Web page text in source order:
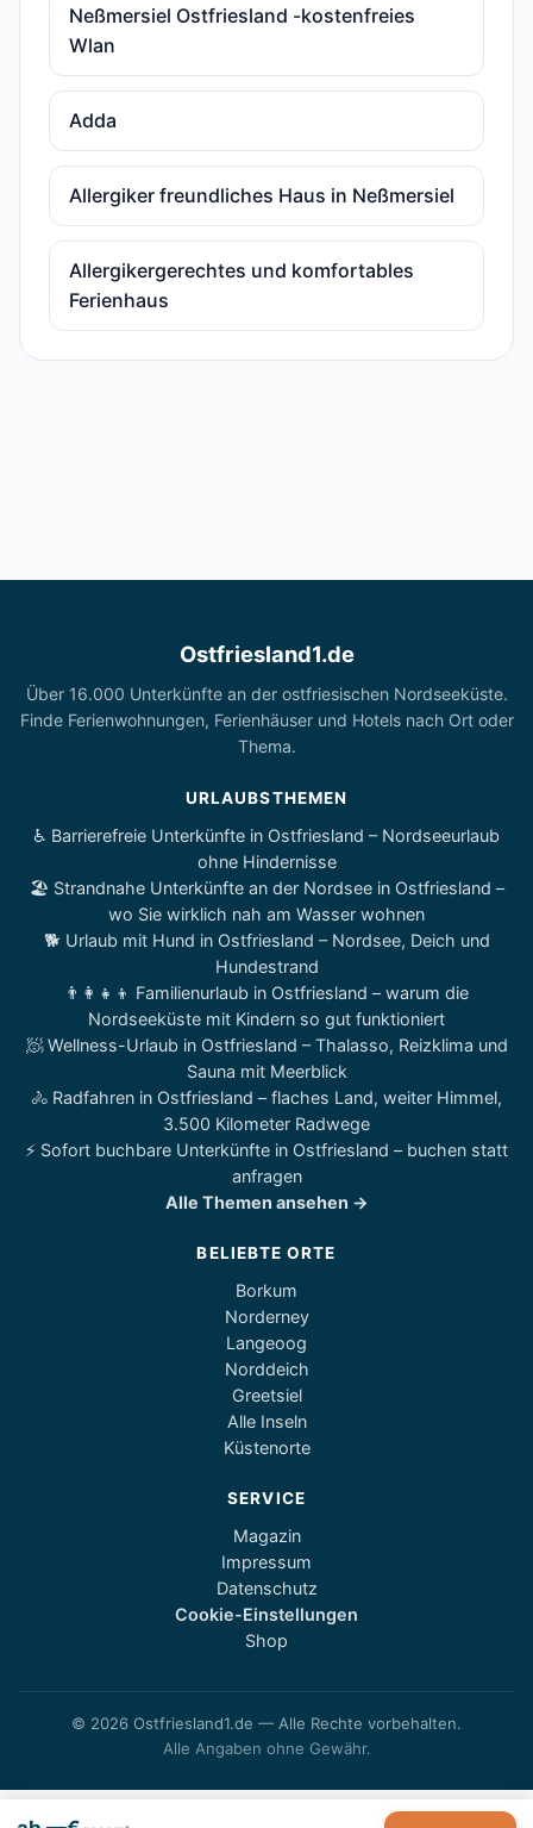
Neßmersiel Ostfriesland -kostenfreies
Wlan
Adda
Allergiker freundliches Haus in Neßmersiel
Allergikergerechtes und komfortables
Ferienhaus
Ostfriesland1.de
Über 16.000 Unterkünfte an der ostfriesischen Nordseeküste.
Finde Ferienwohnungen, Ferienhäuser und Hotels nach Ort oder
Thema.
URLAUBSTHEMEN
♿ Barrierefreie Unterkünfte in Ostfriesland – Nordseeurlaub
ohne Hindernisse
🏖️ Strandnahe Unterkünfte an der Nordsee in Ostfriesland –
wo Sie wirklich nah am Wasser wohnen
🐕 Urlaub mit Hund in Ostfriesland – Nordsee, Deich und
Hundestrand
👨‍👩‍👧‍👦 Familienurlaub in Ostfriesland – warum die
Nordseeküste mit Kindern so gut funktioniert
🧖 Wellness-Urlaub in Ostfriesland – Thalasso, Reizklima und
Sauna mit Meerblick
🚴 Radfahren in Ostfriesland – flaches Land, weiter Himmel,
3.500 Kilometer Radwege
⚡ Sofort buchbare Unterkünfte in Ostfriesland – buchen statt
anfragen
Alle Themen ansehen →
BELIEBTE ORTE
Borkum
Norderney
Langeoog
Norddeich
Greetsiel
Alle Inseln
Küstenorte
SERVICE
Magazin
Impressum
Datenschutz
Cookie-Einstellungen
Shop
© 2026 Ostfriesland1.de — Alle Rechte vorbehalten.
Alle Angaben ohne Gewähr.